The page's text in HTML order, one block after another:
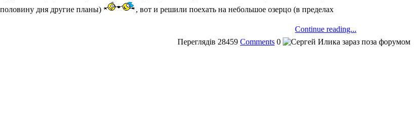
дня другие планы)
, вот и решили поехать на небольшое озерцо (в пределах
Continue reading...
Переглядів 28459 Comments 0